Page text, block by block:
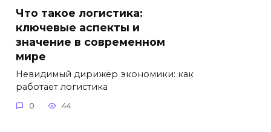
Что такое логистика:
ключевые аспекты и
значение в современном
мире
Невидимый дирижёр экономики: как
работает логистика
0 44